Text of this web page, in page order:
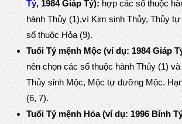
Tý, 1984 Giáp Tý): hợp các số thuộc
hành Thủy (1),vì Kim sinh Thủy, Thủy
số thuộc Hỏa (9).
Tuổi Tý mệnh Mộc (ví dụ: 1984 Giáp
nên chọn các số thuộc hành Thủy (1)
Thủy sinh Mộc, Mộc tự dưỡng Mộc.
(6, 7).
Tuổi Tý mệnh Hỏa (ví dụ: 1996 Bính